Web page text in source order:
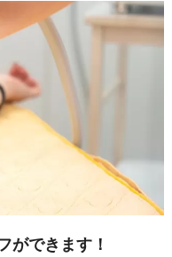
ができます！